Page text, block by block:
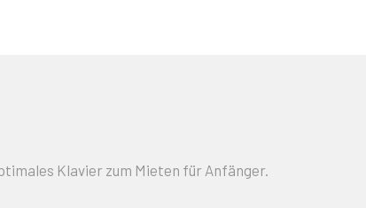
Klavier zum Mieten für Anfänger.